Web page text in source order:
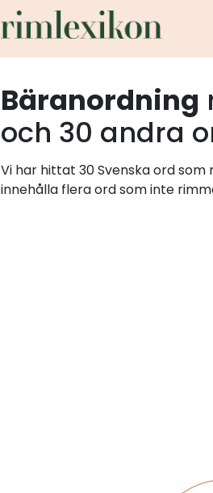
Bäranordning
och 30 andra
Vi har hittat 30 Svenska ord
innehålla flera ord som inte